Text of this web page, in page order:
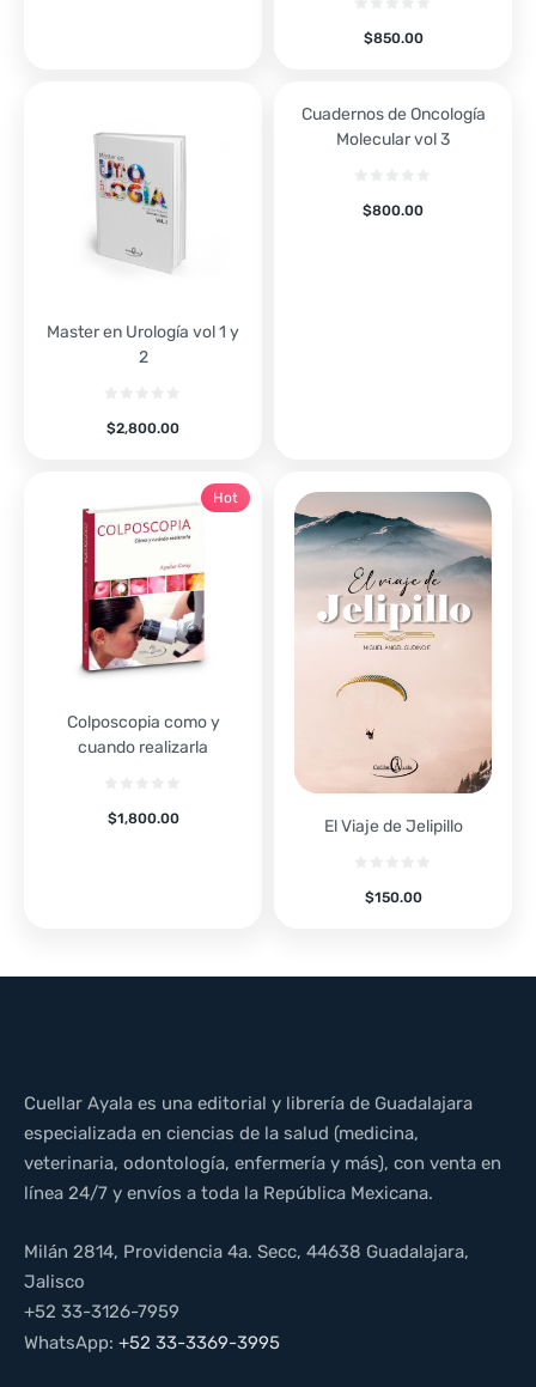
$850.00
Master en Urología vol 1 y
2
$2,800.00
Cuadernos de Oncología
Molecular vol 3
$800.00
Colposcopia como y
cuando realizarla
$1,800.00
Hot
El Viaje de Jelipillo
$150.00
Cuellar Ayala es una editorial y librería de Guadalajara
especializada en ciencias de la salud (medicina,
veterinaria, odontología, enfermería y más), con venta en
línea 24/7 y envíos a toda la República Mexicana.
Milán 2814, Providencia 4a. Secc, 44638 Guadalajara,
Jalisco
+52 33-3126-7959
WhatsApp: +52 33-3369-3995